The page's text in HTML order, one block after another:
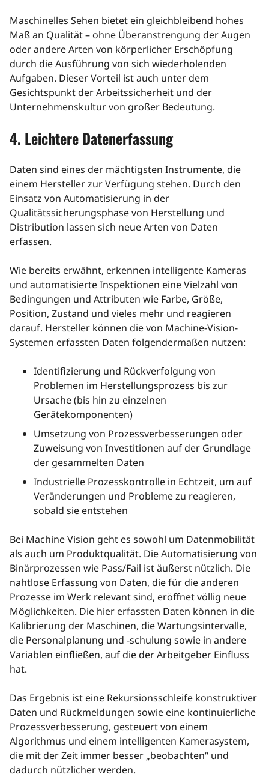
Maschinelles Sehen bietet ein gleichbleibend hohes
Maß an Qualität – ohne Überanstrengung der Augen
oder andere Arten von körperlicher Erschöpfung
durch die Ausführung von sich wiederholenden
Aufgaben. Dieser Vorteil ist auch unter dem
Gesichtspunkt der Arbeitssicherheit und der
Unternehmenskultur von großer Bedeutung.
4. Leichtere Datenerfassung
Daten sind eines der mächtigsten Instrumente, die
einem Hersteller zur Verfügung stehen. Durch den
Einsatz von Automatisierung in der
Qualitätssicherungsphase von Herstellung und
Distribution lassen sich neue Arten von Daten
erfassen.
Wie bereits erwähnt, erkennen intelligente Kameras
und automatisierte Inspektionen eine Vielzahl von
Bedingungen und Attributen wie Farbe, Größe,
Position, Zustand und vieles mehr und reagieren
darauf. Hersteller können die von Machine-Vision-
Systemen erfassten Daten folgendermaßen nutzen:
Identifizierung und Rückverfolgung von
Problemen im Herstellungsprozess bis zur
Ursache (bis hin zu einzelnen
Gerätekomponenten)
Umsetzung von Prozessverbesserungen oder
Zuweisung von Investitionen auf der Grundlage
der gesammelten Daten
Industrielle Prozesskontrolle in Echtzeit, um auf
Veränderungen und Probleme zu reagieren,
sobald sie entstehen
Bei Machine Vision geht es sowohl um Datenmobilität
als auch um Produktqualität. Die Automatisierung von
Binärprozessen wie Pass/Fail ist äußerst nützlich. Die
nahtlose Erfassung von Daten, die für die anderen
Prozesse im Werk relevant sind, eröffnet völlig neue
Möglichkeiten. Die hier erfassten Daten können in die
Kalibrierung der Maschinen, die Wartungsintervalle,
die Personalplanung und -schulung sowie in andere
Variablen einfließen, auf die der Arbeitgeber Einfluss
hat.
Das Ergebnis ist eine Rekursionsschleife konstruktiver
Daten und Rückmeldungen sowie eine kontinuierliche
Prozessverbesserung, gesteuert von einem
Algorithmus und einem intelligenten Kamerasystem,
die mit der Zeit immer besser „beobachten“ und
dadurch nützlicher werden.